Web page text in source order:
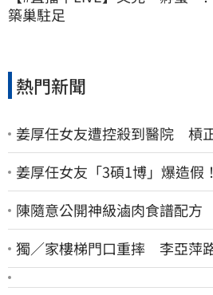
築巢駐足
熱門新聞
姜厚任女友遭控殺到醫院 槓
姜厚任女友「3碩1博」爆造假
陳隨意公開神級滷肉食譜配
獨／家樓梯門口重摔 李亞萍